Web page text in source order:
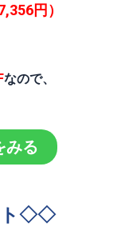
円）
なので、
みる
ト◇◇